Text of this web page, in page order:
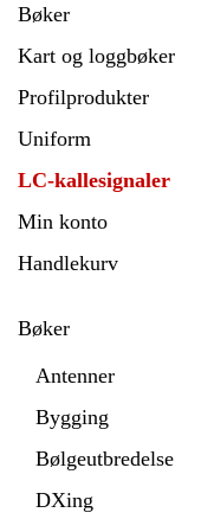
Bøker
Kart og loggbøker
Profilprodukter
Uniform
LC-kallesignaler
Min konto
Handlekurv
Bøker
Antenner
Bygging
Bølgeutbredelse
DXing